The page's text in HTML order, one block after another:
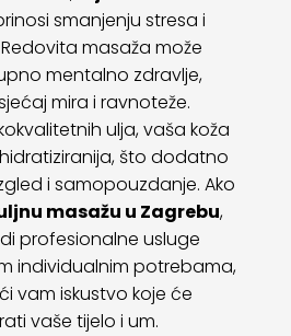
smanjenju stresa i
masaža može
mentalno zdravlje,
mira i ravnoteže.
ulja, vaša koža
što dodatno
i samopouzdanje. Ako
masažu u Zagrebu,
profesionalne usluge
individualnim potrebama,
vam iskustvo koje će
vaše tijelo i um.